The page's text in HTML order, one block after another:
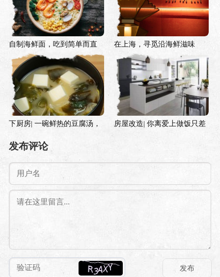
自制海鲜面，吃到简单而直
白的鲜味
在上海，寻觅沿海鲜滋味
下厨房| 一碗鲜热的豆腐汤，
洗去初冬时节的寒意
房屋改造| 你离爱上做饭只差
发布评论